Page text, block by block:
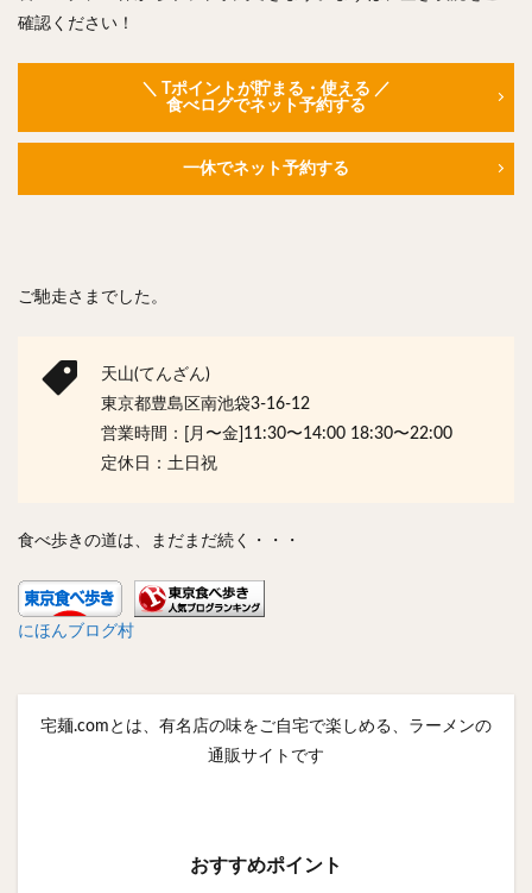
確認ください！
＼ Tポイントが貯まる・使える ／
食べログでネット予約する
一休でネット予約する
ご馳走さまでした。
天山(てんざん)
東京都豊島区南池袋3-16-12
営業時間：[月〜金]11:30〜14:00 18:30〜22:00
定休日：土日祝
食べ歩きの道は、まだまだ続く・・・
にほんブログ村
宅麺.comとは、有名店の味をご自宅で楽しめる、ラーメンの
通販サイトです
おすすめポイント